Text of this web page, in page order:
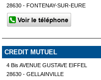
28630 - FONTENAY-SUR-EURE
CREDIT MUTUEL
4 Bis AVENUE GUSTAVE EIFFEL
28630 - GELLAINVILLE